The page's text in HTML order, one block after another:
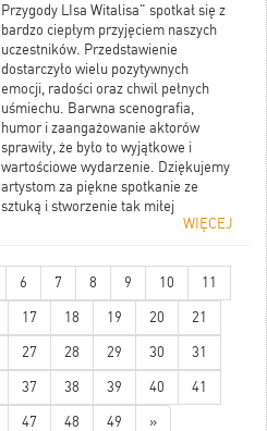
Niech nowy bus służy bezpiecznie i
jak najdłużej naszym uczestnikom!
Przygody LIsa Witalisa" spotkał się z
bardzo ciepłym przyjęciem naszych
uczestników. Przedstawienie
dostarczyło wielu pozytywnych
emocji, radości oraz chwil pełnych
uśmiechu. Barwna scenografia,
humor i zaangażowanie aktorów
sprawiły, że było to wyjątkowe i
wartościowe wydarzenie. Dziękujemy
artystom za piękne spotkanie ze
sztuką i stworzenie tak miłej
WIĘCEJ
6 7 8 9 10 11
17 18 19 20 21
27 28 29 30 31
37 38 39 40 41
47 48 49 »